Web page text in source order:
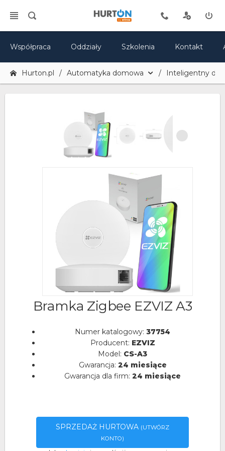
Współpraca Oddziały Szkolenia Kontakt
Hurton.pl Automatyka domowa Inteligentny
Bramka Zigbee EZVIZ A3
Numer katalogowy: 37754
Producent: EZVIZ
Model: CS-A3
Gwarancja: 24 miesiące
Gwarancja dla firm: 24 miesiące
SPRZEDAŻ HURTOWA (UTWÓRZ
KONTO)